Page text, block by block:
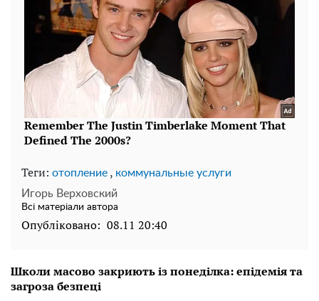
Теги: отопление , коммунальные услуги
Игорь Верховский
Всі матеріали автора
Опубліковано: 08.11 20:40
Школи масово закриють із понеділка: епідемія та
загроза безпеці